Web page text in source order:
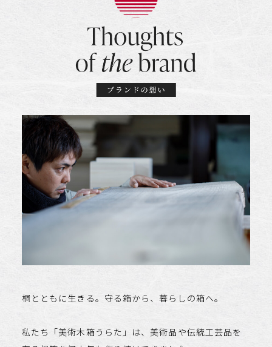
桐とともに生きる。守る箱から、暮らしの箱へ。
私たち「美術木箱うらた」は、美術品や伝統工芸品を